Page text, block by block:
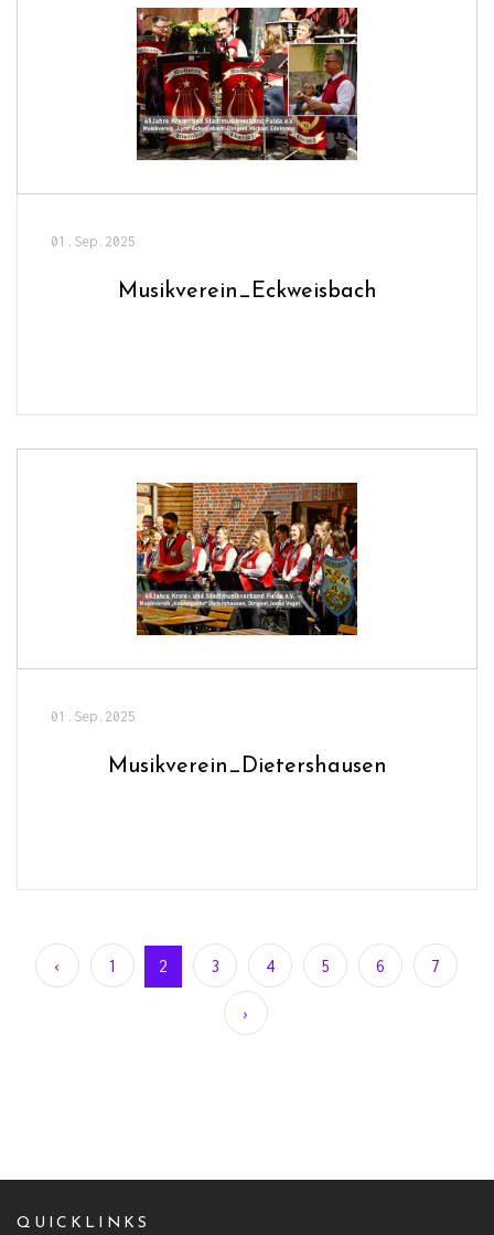
01.Sep.2025
Musikverein_Eckweisbach
01.Sep.2025
Musikverein_Dietershausen
‹ 1 2 3 4 5 6 7
›
QUICKLINKS